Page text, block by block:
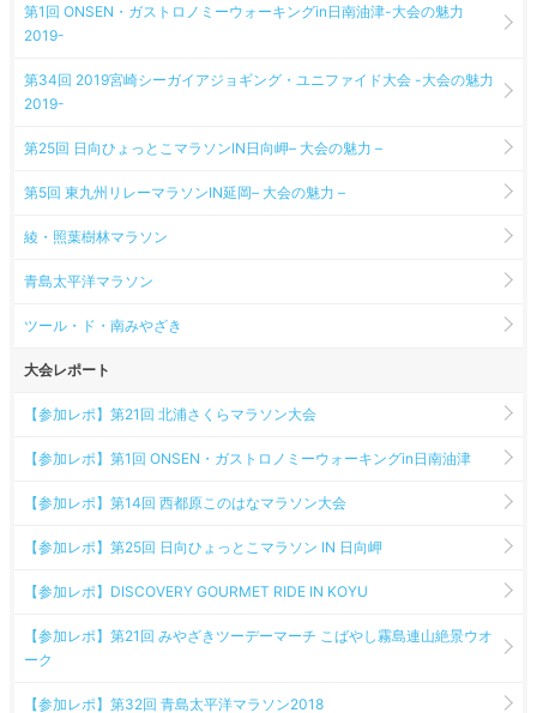
第1回 ONSEN・ガストロノミーウォーキングin日南油津-大会の魅力
2019-
第34回 2019宮崎シーガイアジョギング・ユニファイド大会 -大会の魅力
2019-
第25回 日向ひょっとこマラソンIN日向岬– 大会の魅力 –
第5回 東九州リレーマラソンIN延岡– 大会の魅力 –
綾・照葉樹林マラソン
青島太平洋マラソン
ツール・ド・南みやざき
大会レポート
【参加レポ】第21回 北浦さくらマラソン大会
【参加レポ】第1回 ONSEN・ガストロノミーウォーキングin日南油津
【参加レポ】第14回 西都原このはなマラソン大会
【参加レポ】第25回 日向ひょっとこマラソン IN 日向岬
【参加レポ】DISCOVERY GOURMET RIDE IN KOYU
【参加レポ】第21回 みやざきツーデーマーチ こばやし霧島連山絶景ウオ
ーク
【参加レポ】第32回 青島太平洋マラソン2018